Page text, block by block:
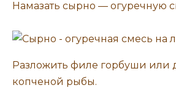
Намазать сырно — огуречную
Разложить филе горбуши или
копченой рыбы.